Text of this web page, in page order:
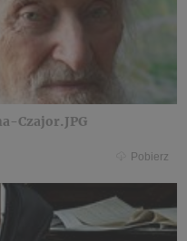
Czajor.JPG
Pobierz